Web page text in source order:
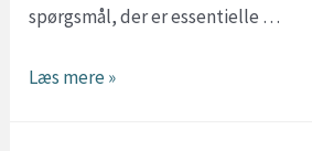
spørgsmål, der er essentielle …
Er
Læs mere »